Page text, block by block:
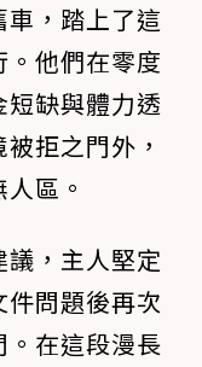
，踏上了這
他們在零度
缺與體力透
拒之門外，
區。
，主人堅定
問題後再次
在這段漫長